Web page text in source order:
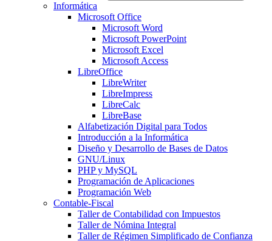
Informática
Microsoft Office
Microsoft Word
Microsoft PowerPoint
Microsoft Excel
Microsoft Access
LibreOffice
LibreWriter
LibreImpress
LibreCalc
LibreBase
Alfabetización Digital para Todos
Introducción a la Informática
Diseño y Desarrollo de Bases de Datos
GNU/Linux
PHP y MySQL
Programación de Aplicaciones
Programación Web
Contable-Fiscal
Taller de Contabilidad con Impuestos
Taller de Nómina Integral
Taller de Régimen Simplificado de Confianza